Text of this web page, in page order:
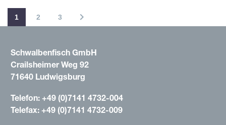
1 2 3
Schwalbenfisch GmbH
Crailsheimer Weg 92
71640 Ludwigsburg
Telefon: +49 (0)7141 4732-004
Telefax: +49 (0)7141 4732-009